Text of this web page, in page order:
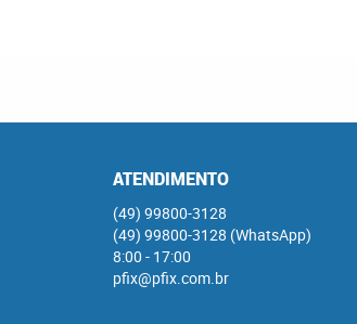
ATENDIMENTO
(49) 99800-3128
(49) 99800-3128 (WhatsApp)
8:00 - 17:00
pfix@pfix.com.br